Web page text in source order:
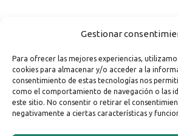
Gestionar
Para ofrecer las mejores experiencias,
cookies para almacenar y/o acceder a la
consentimiento de estas tecnologías nos
como el comportamiento de navegación o las
este sitio. No consentir o retirar el
negativamente a ciertas características y